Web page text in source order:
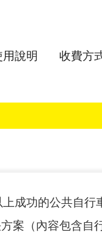
用說明 收費方
成功的公共自行
案（內容包含自